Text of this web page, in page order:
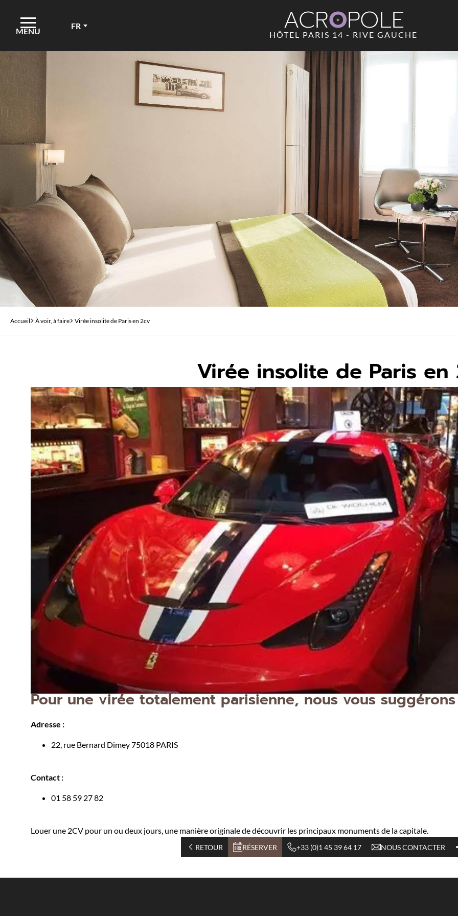
MENU
FR ACROPOLE
HÔTEL PARIS 14 - RIVE GAUCHE
Accueil À voir, à faire Virée insolite de Paris en 2cv
Virée insolite de Paris en
Pour une virée totalement parisienne, nous vous
Adresse :
22, rue Bernard Dimey 75018 PARIS
Contact :
01 58 59 27 82
Louer une 2CV pour un ou deux jours, une manière originale de découvrir les principaux monuments de la capitale.
RETOUR RÉSERVER +33 (0)1 45 39 64 17 NOUS CONTACTER